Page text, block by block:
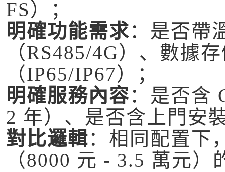
FS）；
明確功能需求：是否帶
（RS485/4G）、數據
（IP65/IP67）；
明確服務內容：是否含
2 年）、是否含上門安
對比邏輯：相同配置下
（8000 元 - 3.5 萬元